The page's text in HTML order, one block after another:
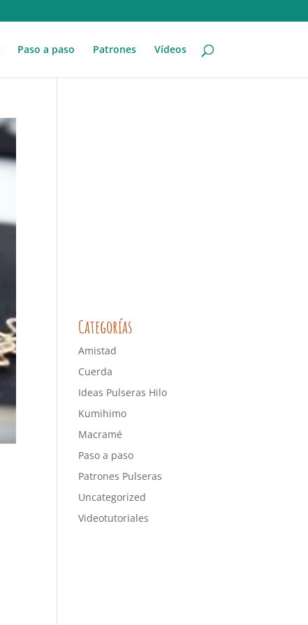
Paso a paso Patrones Vídeos
Categorías
Amistad
Cuerda
Ideas Pulseras Hilo
Kumihimo
Macramé
Paso a paso
Patrones Pulseras
Uncategorized
Videotutoriales